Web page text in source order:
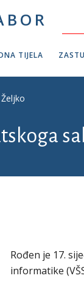
TIJELA
Rođen je 17.
informatike